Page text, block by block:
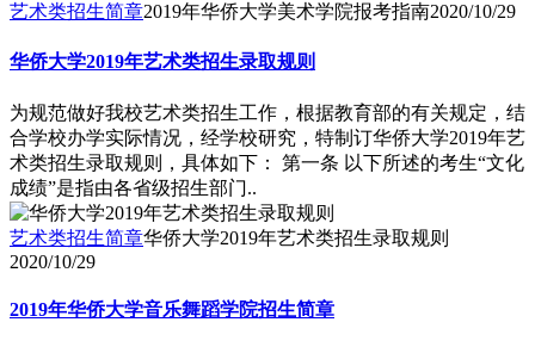
艺术类招生简章2019年华侨大学美术学院报考指南2020/10/29
华侨大学2019年艺术类招生录取规则
为规范做好我校艺术类招生工作，根据教育部的有关规定，结
合学校办学实际情况，经学校研究，特制订华侨大学2019年艺
术类招生录取规则，具体如下： 第一条 以下所述的考生“文化
成绩”是指由各省级招生部门..
艺术类招生简章华侨大学2019年艺术类招生录取规则
2020/10/29
2019年华侨大学音乐舞蹈学院招生简章